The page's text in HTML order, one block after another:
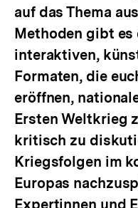
auf das Thema
Methoden gibt es
interaktiven,
Formaten, die
eröffnen,
Ersten Weltkrieg
kritisch zu
Kriegsfolgen im
Europas
Expertinnen und